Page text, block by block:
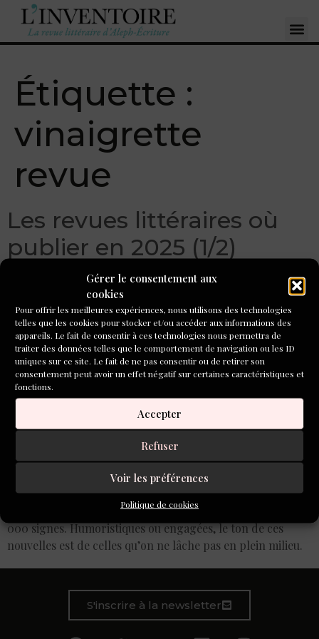
Gérer le consentement aux
cookies
Pour offrir les meilleures expériences, nous utilisons des technologies
telles que les cookies pour stocker et/ou accéder aux informations des
appareils. Le fait de consentir à ces technologies nous permettra de
traiter des données telles que le comportement de navigation ou les ID
uniques sur ce site. Le fait de ne pas consentir ou de retirer son
consentement peut avoir un effet négatif sur certaines caractéristiques et
fonctions.
Accepter
Refuser
Voir les préférences
Politique de cookies
Étiquette :
vinaigrette
revue
Les revues littéraires où
publier en 2025 (1/2)
Depuis un an, le magazine Zone Critique a créé une
collection « Vrilles » qui édite des nouvelles d’environ 20
000 signes. Humoristiques ou engagées, le ton de ces
nouvelles est de celles qu’on ne lâche pas en plein milieu.
S'inscrire à la newsletter